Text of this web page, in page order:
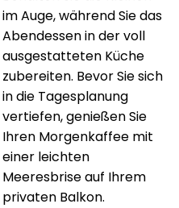
im Auge, während Sie das
Abendessen in der voll
ausgestatteten Küche
zubereiten. Bevor Sie sich
in die Tagesplanung
vertiefen, genießen Sie
Ihren Morgenkaffee mit
einer leichten
Meeresbrise auf Ihrem
privaten Balkon.